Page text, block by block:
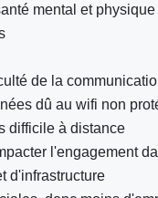
mental et
de la
dû au wifi non
difficile à distance
l'engagement
d'infrastructure